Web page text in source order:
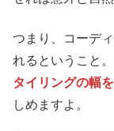
つまり、コーデ
れるということ。
タイリングの幅
しめますよ。